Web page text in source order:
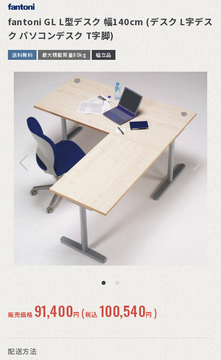
fantoni GL L型デスク 幅140cm (デスク L字デス
ク パソコンデスク T字脚)
送料無料 最大積載質量80kg 組立品
販売価格 91,400円 (税込 100,540円 )
配送方法